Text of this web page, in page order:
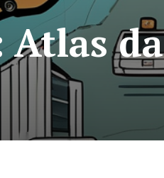
Atlas da